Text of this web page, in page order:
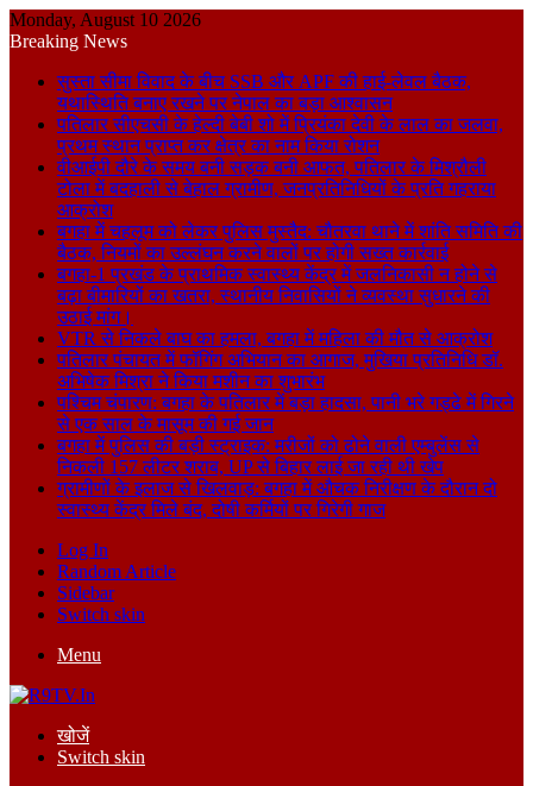
Monday, August 10 2026
Breaking News
सुस्ता सीमा विवाद के बीच SSB और APF की हाई-लेवल बैठक,
यथास्थिति बनाए रखने पर नेपाल का बड़ा आश्वासन
पतिलार सीएचसी के हेल्दी बेबी शो में प्रियंका देवी के लाल का जलवा,
प्रथम स्थान प्राप्त कर क्षेत्र का नाम किया रोशन
वीआईपी दौरे के समय बनी सड़क बनी आफत, पतिलार के मिश्रौली
टोला में बदहाली से बेहाल ग्रामीण, जनप्रतिनिधियों के प्रति गहराया
आक्रोश
बगहा में चहलूम को लेकर पुलिस मुस्तैद: चौतरवा थाने में शांति समिति की
बैठक, नियमों का उल्लंघन करने वालों पर होगी सख्त कार्रवाई
बगहा-1 प्रखंड के प्राथमिक स्वास्थ्य केंद्र में जलनिकासी न होने से
बढ़ा बीमारियों का खतरा, स्थानीय निवासियों ने व्यवस्था सुधारने की
उठाई मांग।
VTR से निकले बाघ का हमला, बगहा में महिला की मौत से आक्रोश
पतिलार पंचायत में फॉगिंग अभियान का आगाज, मुखिया प्रतिनिधि डॉ.
अभिषेक मिश्रा ने किया मशीन का शुभारंभ
पश्चिम चंपारण: बगहा के पतिलार में बड़ा हादसा, पानी भरे गड्ढे में गिरने
से एक साल के मासूम की गई जान
बगहा में पुलिस की बड़ी स्ट्राइक: मरीजों को ढोने वाली एम्बुलेंस से
निकली 157 लीटर शराब, UP से बिहार लाई जा रही थी खेप
ग्रामीणों के इलाज से खिलवाड़: बगहा में औचक निरीक्षण के दौरान दो
स्वास्थ्य केंद्र मिले बंद, दोषी कर्मियों पर गिरेगी गाज
Log In
Random Article
Sidebar
Switch skin
Menu
खोजें
Switch skin